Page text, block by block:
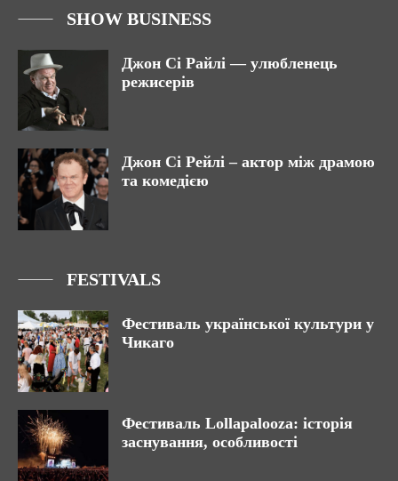
SHOW BUSINESS
Джон Сі Райлі — улюбленець
режисерів
Джон Сі Рейлі – актор між драмою
та комедією
FESTIVALS
Фестиваль української культури у
Чикаго
Фестиваль Lollapalooza: історія
заснування, особливості